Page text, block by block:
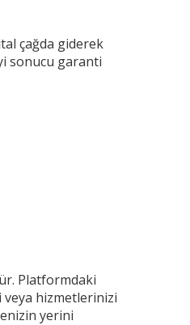
çağda giderek
sonucu garanti
Platformdaki
veya hizmetlerinizi
yerini